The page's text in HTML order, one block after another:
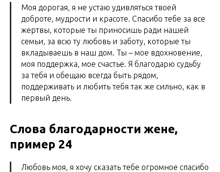
Моя дорогая, я не устаю удивляться твоей
доброте, мудрости и красоте. Спасибо тебе за все
жертвы, которые ты приносишь ради нашей
семьи, за всю ту любовь и заботу, которые ты
вкладываешь в наш дом. Ты – мое вдохновение,
моя поддержка, мое счастье. Я благодарю судьбу
за тебя и обещаю всегда быть рядом,
поддерживать и любить тебя так же сильно, как в
первый день.
Слова благодарности жене,
пример 24
Любовь моя, я хочу сказать тебе огромное спасибо